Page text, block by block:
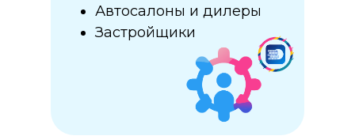
Автосалоны и дилеры
Застройщики